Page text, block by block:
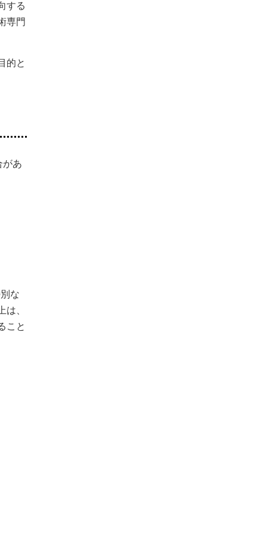
する
専門
的と
があ
な
、
こと